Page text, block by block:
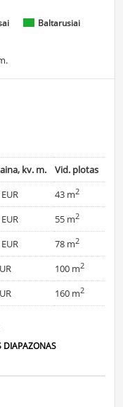
Baltarusiai
kv. m.
Vid. plotas
43 m2
55 m2
78 m2
100 m2
160 m2
DIAPAZONAS